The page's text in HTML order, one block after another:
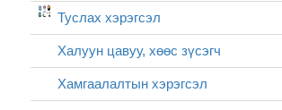
Туслах хэрэгсэл
Халуун цавуу, хөөс зүсэгч
Хамгаалалтын хэрэгсэл